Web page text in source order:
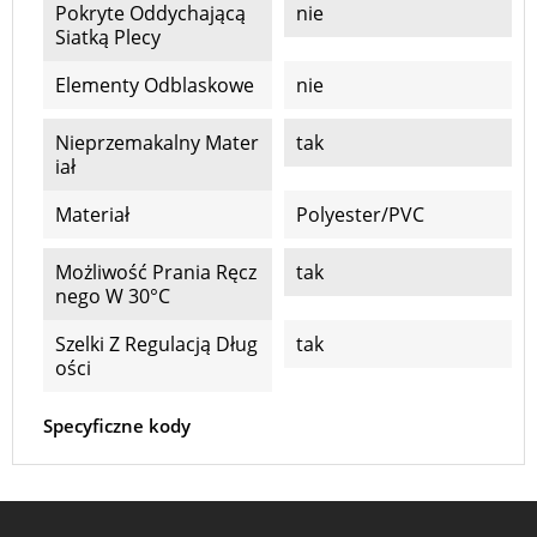
Pokryte Oddychającą
Siatką Plecy
nie
Elementy Odblaskowe nie
Nieprzemakalny Mater
Iał
tak
Materiał Polyester/PVC
Możliwość Prania Ręcz
Nego W 30°C
tak
Szelki Z Regulacją Dług
Ości
tak
Specyficzne kody